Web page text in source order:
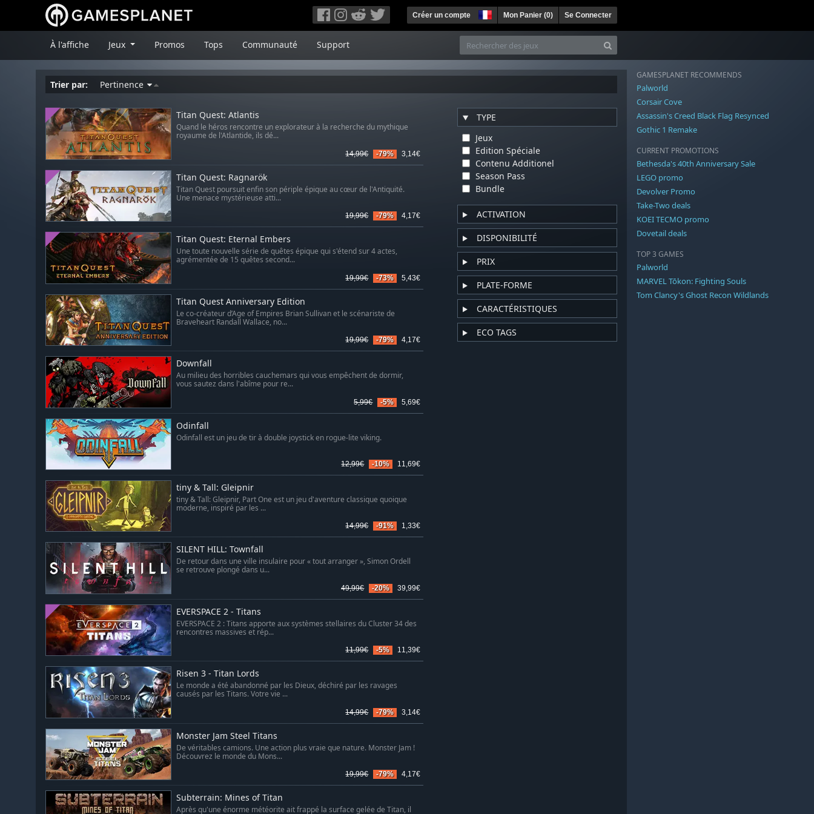
Créer un compte Mon Panier (0) Se Connecter
À l'affiche Jeux Promos Tops Communauté Support
Trier par: Pertinence
Titan Quest: Atlantis
Quand le héros rencontre un explorateur à la recherche du mythique
royaume de l'Atlantide, ils dé...
14,99€ -79% 3,14€
Titan Quest: Ragnarök
Titan Quest poursuit enfin son périple épique au cœur de l'Antiquité.
Une menace mystérieuse atti...
19,99€ -79% 4,17€
Titan Quest: Eternal Embers
Une toute nouvelle série de quêtes épique qui s'étend sur 4 actes,
agrémentée de 15 quêtes second...
19,99€ -73% 5,43€
Titan Quest Anniversary Edition
Le co-créateur d’Age of Empires Brian Sullivan et le scénariste de
Braveheart Randall Wallace, no...
19,99€ -79% 4,17€
Downfall
Au milieu des horribles cauchemars qui vous empêchent de dormir,
vous sautez dans l'abîme pour re...
5,99€ -5% 5,69€
Odinfall
Odinfall est un jeu de tir à double joystick en rogue-lite viking.
12,99€ -10% 11,69€
tiny & Tall: Gleipnir
tiny & Tall: Gleipnir, Part One est un jeu d'aventure classique quoique
moderne, inspiré par les ...
14,99€ -91% 1,33€
SILENT HILL: Townfall
De retour dans une ville insulaire pour « tout arranger », Simon Ordell
se retrouve plongé dans u...
49,99€ -20% 39,99€
EVERSPACE 2 - Titans
EVERSPACE 2 : Titans apporte aux systèmes stellaires du Cluster 34 des
rencontres massives et rép...
11,99€ -5% 11,39€
Risen 3 - Titan Lords
Le monde a été abandonné par les Dieux, déchiré par les ravages
causés par les Titans. Votre vie ...
14,99€ -79% 3,14€
Monster Jam Steel Titans
De véritables camions. Une action plus vraie que nature. Monster Jam !
Découvrez le monde du Mons...
19,99€ -79% 4,17€
Subterrain: Mines of Titan
Après qu'une énorme météorite ait frappé la surface gelée de Titan, il
TYPE
Jeux
Edition Spéciale
Contenu Additionel
Season Pass
Bundle
ACTIVATION
DISPONIBILITÉ
PRIX
PLATE-FORME
CARACTÉRISTIQUES
ECO TAGS
GAMESPLANET RECOMMENDS
Palworld
Corsair Cove
Assassin's Creed Black Flag Resynced
Gothic 1 Remake
CURRENT PROMOTIONS
Bethesda's 40th Anniversary Sale
LEGO promo
Devolver Promo
Take-Two deals
KOEI TECMO promo
Dovetail deals
TOP 3 GAMES
Palworld
MARVEL Tōkon: Fighting Souls
Tom Clancy's Ghost Recon Wildlands